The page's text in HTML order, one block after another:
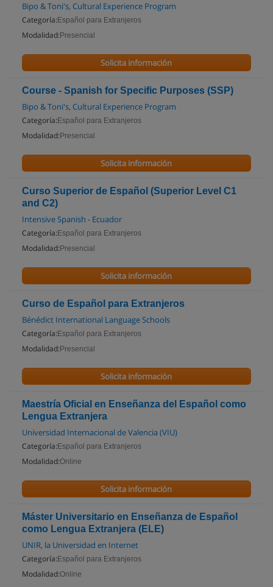
Bipo & Toni's, Cultural Experience Program
Categoría: Español para Extranjeros
Modalidad: Presencial
Solicita información
Course - Spanish for Specific Purposes (SSP)
Bipo & Toni's, Cultural Experience Program
Categoría: Español para Extranjeros
Modalidad: Presencial
Solicita información
Curso Superior de Español (Superior Level C1
and C2)
Intensive Spanish - Ecuador
Categoría: Español para Extranjeros
Modalidad: Presencial
Solicita información
Curso de Español para Extranjeros
Bénédict International Language Schools
Categoría: Español para Extranjeros
Modalidad: Presencial
Solicita información
Maestría Oficial en Enseñanza del Español como
Lengua Extranjera
Universidad Internacional de Valencia (VIU)
Categoría: Español para Extranjeros
Modalidad:Online
Solicita información
Máster Universitario en Enseñanza de Español
como Lengua Extranjera (ELE)
UNIR, la Universidad en Internet
Categoría: Español para Extranjeros
Modalidad:Online